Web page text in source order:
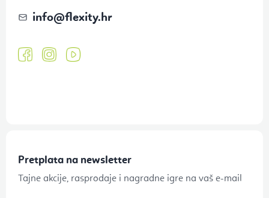
info@flexity.hr
Pretplata na newsletter
Tajne akcije, rasprodaje i nagradne igre na vaš e-mail